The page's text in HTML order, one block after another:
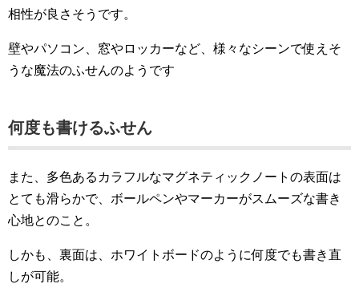
相性が良さそうです。
壁やパソコン、窓やロッカーなど、様々なシーンで使えそ
うな魔法のふせんのようです
何度も書けるふせん
また、多色あるカラフルなマグネティックノートの表面は
とても滑らかで、ボールペンやマーカーがスムーズな書き
心地とのこと。
しかも、裏面は、ホワイトボードのように何度でも書き直
しが可能。